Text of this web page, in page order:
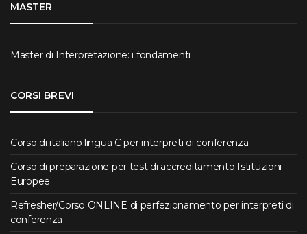
MASTER
Master di Interpretazione: i fondamenti
CORSI BREVI
Corso di italiano lingua C per interpreti di conferenza
Corso di preparazione per test di accreditamento Istituzioni
Europee
Refresher/Corso ONLINE di perfezionamento per interpreti di
conferenza